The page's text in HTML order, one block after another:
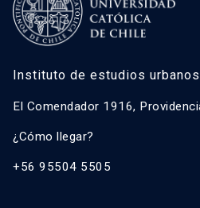
Instituto de estudios
El Comendador 1916,
¿Cómo llegar?
+56 95504 5505